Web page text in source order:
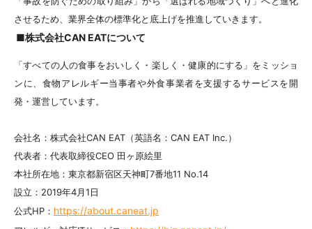
させるため、業界全体の標準化と底上げを推進していきます。
■株式会社CAN EATについて
「すべての人の食事をおいしく・楽しく・健康的にする」をミッショ
ンに、食物アレルギー当事者や外食事業者を支援するサービスを開
発・運営しています。
会社名：株式会社CAN EAT（英語名：CAN EAT Inc.）
代表者：代表取締役CEO 田ヶ原絵里
本社所在地：東京都新宿区天神町7番地11 No.14
設立：2019年4月1日
公式HP： https://about.caneat.jp